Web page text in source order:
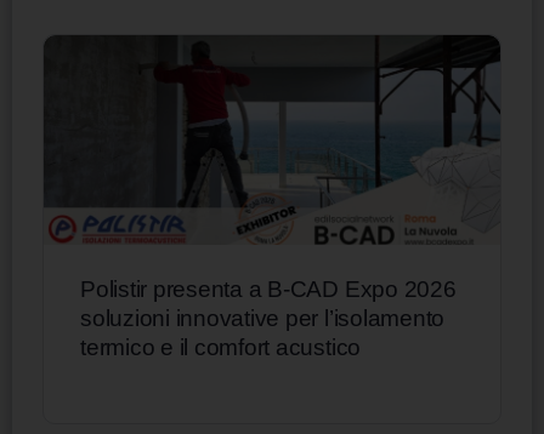
Polistir presenta a B-CAD Expo 2026
soluzioni innovative per l’isolamento
termico e il comfort acustico